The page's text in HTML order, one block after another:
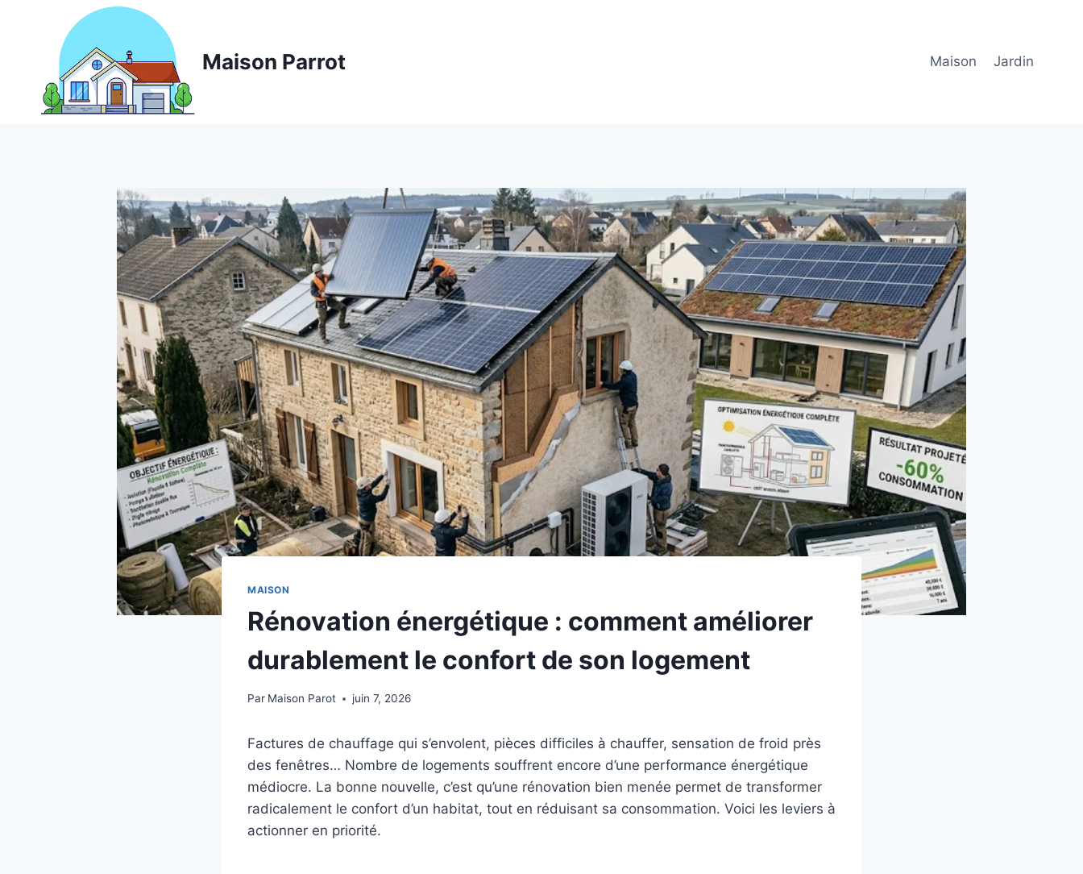
Maison Parrot Maison Jardin
MAISON
Rénovation énergétique : comment améliorer
durablement le confort de son logement
Par Maison Parot juin 7, 2026
Factures de chauffage qui s’envolent, pièces difficiles à chauffer, sensation de froid près
des fenêtres… Nombre de logements souffrent encore d’une performance énergétique
médiocre. La bonne nouvelle, c’est qu’une rénovation bien menée permet de transformer
radicalement le confort d’un habitat, tout en réduisant sa consommation. Voici les leviers à
actionner en priorité.